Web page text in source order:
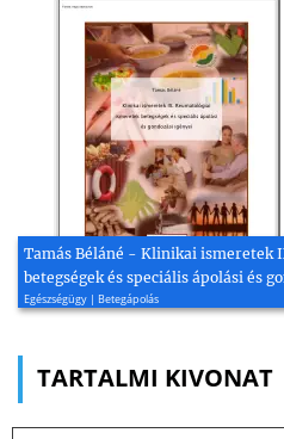
Tamás Béláné - Klinikai ismeretek
betegségek és speciális ápolási és
Egészségügy | Betegápolás
TARTALMI KIVONAT